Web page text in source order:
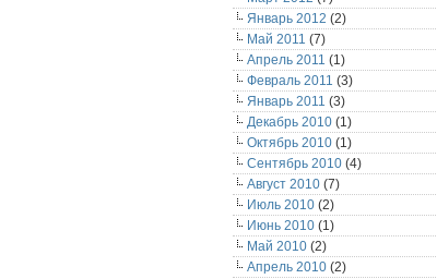
Январь 2012 (2)
Май 2011 (7)
Апрель 2011 (1)
Февраль 2011 (3)
Январь 2011 (3)
Декабрь 2010 (1)
Октябрь 2010 (1)
Сентябрь 2010 (4)
Август 2010 (7)
Июль 2010 (2)
Июнь 2010 (1)
Май 2010 (2)
Апрель 2010 (2)